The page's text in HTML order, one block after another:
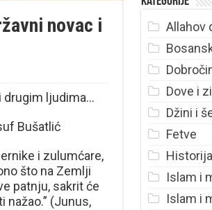
novac i
drugim ljudima…
Bušatlić
i zulumćare,
što na Zemlji
patnju, sakrit će
nažao.” (Junus,
Allahov
Dove i
Džini i
Fetve
Islam i
Islam i